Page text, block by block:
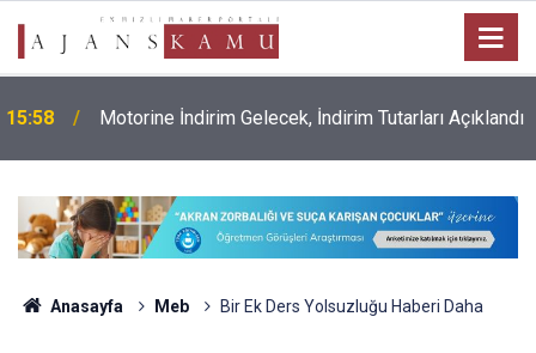
15:58 Motorine İndirim Gelecek, İndirim Tutarları Açıklandı
Anasayfa Meb Bir Ek Ders Yolsuzluğu Haberi Daha